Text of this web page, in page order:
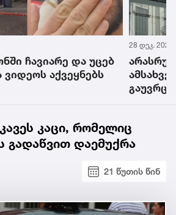
ჩავიარე და უცებ
ვიდეოს აქვეყნებს
28 დეკ. 2022
კაცი, რომელიც
გადაწვით დაემუქრა
21 წუთის წინ